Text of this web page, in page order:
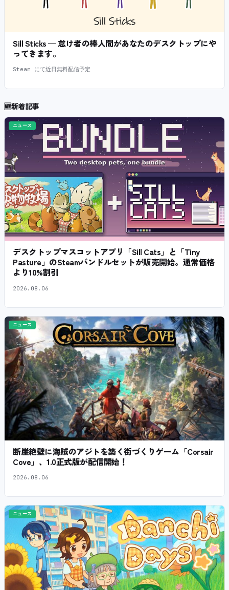
Sill Sticks — 怠け者の棒人間があなたのデスクトップにや
ってきます。
Steam にて近日無料配信予定
🆕新着記事
ニュース
デスクトップマスコットアプリ「Sill Cats」と「Tiny
Pasture」のSteamバンドルセットが販売開始。通常価格
より10%割引
2026.08.06
ニュース
断崖絶壁に海賊のアジトを築く街づくりゲーム「Corsair
Cove」、1.0正式版が配信開始！
2026.08.06
ニュース